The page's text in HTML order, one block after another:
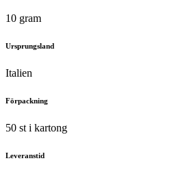
10 gram
Ursprungsland
Italien
Förpackning
50 st i kartong
Leveranstid